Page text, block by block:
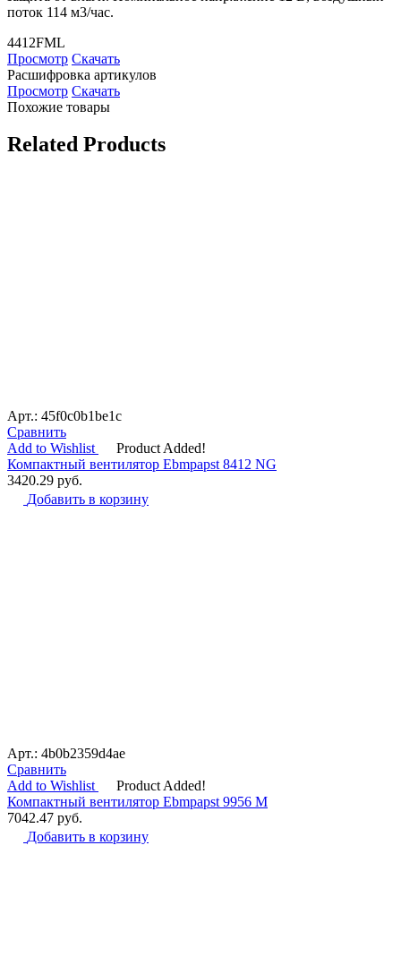
поток 114 м3/час.
4412FML
Просмотр Скачать
Расшифровка артикулов
Просмотр Скачать
Похожие товары
Related Products
Арт.: 45f0c0b1be1c
Сравнить
Add to Wishlist
Product Added!
Компактный вентилятор Ebmpapst 8412 NG
3420.29 руб.
Добавить в корзину
Арт.: 4b0b2359d4ae
Сравнить
Add to Wishlist
Product Added!
Компактный вентилятор Ebmpapst 9956 M
7042.47 руб.
Добавить в корзину